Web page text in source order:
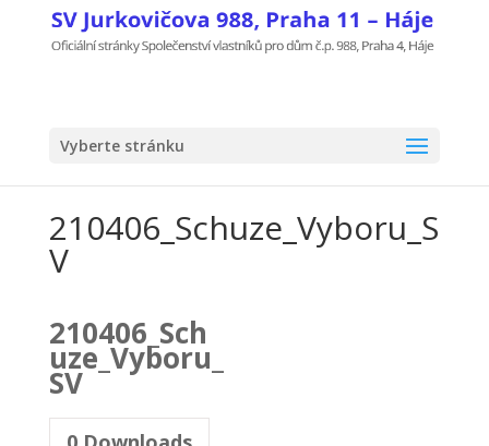
Vyberte stránku
210406_Schuze_Vyboru_S
V
210406_Sch
uze_Vyboru_
SV